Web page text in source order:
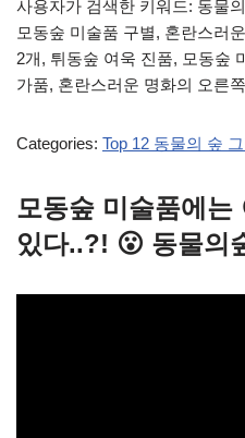
사용자가 검색한 키워드: 동물
모동숲 미술품 구별, 혼란스러
2개, 튀동숲 여욱 진품, 모동숲
가품, 혼란스러운 명화의 오른쪽
Categories: Top 12 동물의 숲
모동숲 미술품에는
있다..?! 😮 동물의